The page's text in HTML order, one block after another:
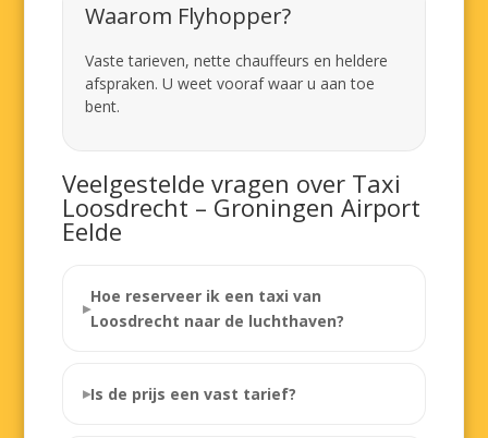
Waarom Flyhopper?
Vaste tarieven, nette chauffeurs en heldere
afspraken. U weet vooraf waar u aan toe
bent.
Veelgestelde vragen over Taxi
Loosdrecht – Groningen Airport
Eelde
Hoe reserveer ik een taxi van
Loosdrecht naar de luchthaven?
Is de prijs een vast tarief?